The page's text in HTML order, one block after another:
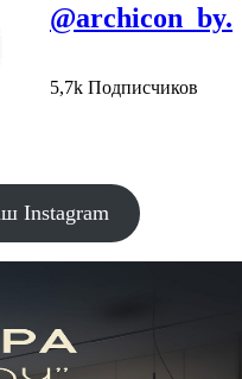
@archicon_by.
5,7k Подписчиков
Instagram